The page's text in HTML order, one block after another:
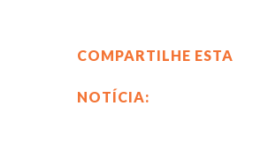
COMPARTILHE ESTA
NOTÍCIA: